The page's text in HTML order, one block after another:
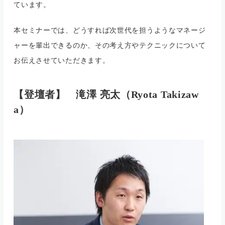
ています。
本セミナーでは、どうすれば次世代を担うようなマネージ
ャーを輩出できるのか、その考え方やテクニックについて
お伝えさせていただきます。
【登壇者】滝澤 亮太（Ryota Takizaw
a）